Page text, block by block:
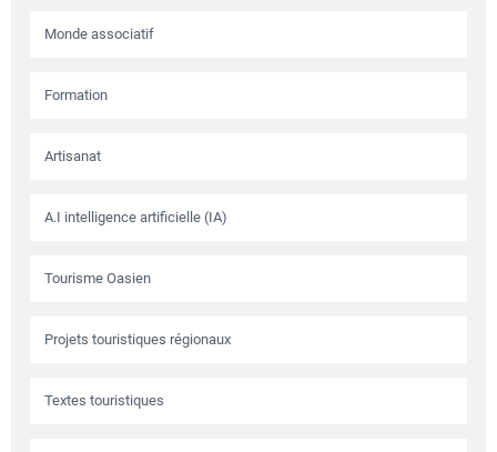
Monde associatif
Formation
Artisanat
A.I intelligence artificielle (IA)
Tourisme Oasien
Projets touristiques régionaux
Textes touristiques